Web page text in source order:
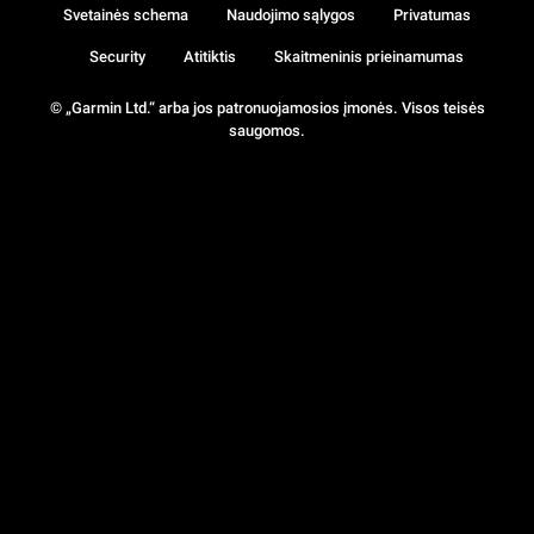
© „Garmin Ltd.“ arba jos patronuojamosios įmonės. Visos teisės
saugomos.
Svetainės schema Naudojimo sąlygos Privatumas
Security Atitiktis Skaitmeninis prieinamumas